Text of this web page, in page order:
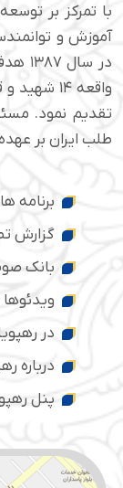
با تمرکز بر
آموزش و
در
تقدیم نمود.
طلب ایران بر
برنامه
گزارش
بانک
ویدئوها
در
درباره
پنل